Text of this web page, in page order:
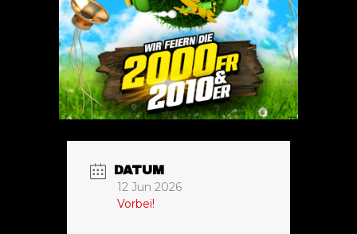
DATUM
12 Jun 2026
Vorbei!